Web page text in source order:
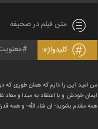
متن فیلم در صحیفه
کلیدواژه:
من امید این را دارم که همان طوری که
ایمان خودش و با اعتقاد به مبدا و
همه مقدم بشوید- ان شاء الله- و همه